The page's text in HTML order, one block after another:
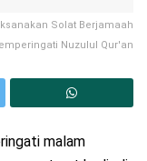
Solat Berjamaah
Nuzulul Qur'an
malam